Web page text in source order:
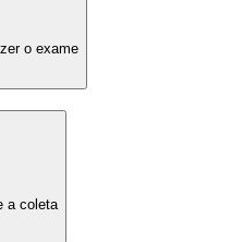
o exame
a coleta